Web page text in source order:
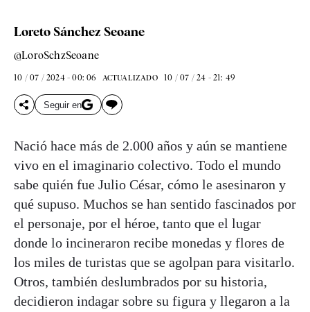
Loreto Sánchez Seoane
@LoroSchzSeoane
10 / 07 / 2024 - 00: 06 ACTUALIZADO 10 / 07 / 24 - 21: 49
Seguir en
Nació hace más de 2.000 años y aún se mantiene
vivo en el imaginario colectivo. Todo el mundo
sabe quién fue Julio César, cómo le asesinaron y
qué supuso. Muchos se han sentido fascinados por
el personaje, por el héroe, tanto que el lugar
donde lo incineraron recibe monedas y flores de
los miles de turistas que se agolpan para visitarlo.
Otros, también deslumbrados por su historia,
decidieron indagar sobre su figura y llegaron a la